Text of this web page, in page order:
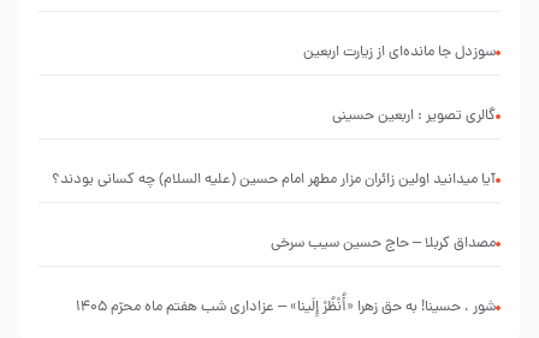
سوزدل جا مانده‌ای از زیارت اربعین
گالری تصویر : اربعین حسینی
آیا میدانید اولین زائران مزار مطهر امام حسین (علیه السلام) چه کسانی بودند؟
مصداق کربلا – حاج حسین سیب سرخی
شور ، حسینا! به‌ حق زهرا «أُنْظُرْ إِلَینا» – عزاداری شب هفتم ماه محرّم 1405